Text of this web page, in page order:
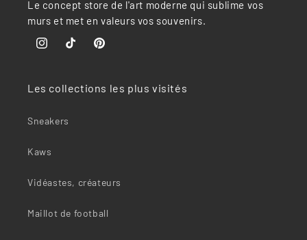
Le concept store de l'art moderne qui sublime vos
murs et met en valeurs vos souvenirs.
InstagramTikTok Pinterest
Les collections les plus visités
Sneakers
Kaws
Vidéastes, créateurs
Maillot de football